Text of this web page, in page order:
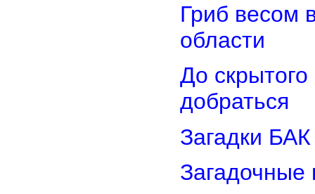
Гриб весом
области
До
добраться
Загадки
Загадочные